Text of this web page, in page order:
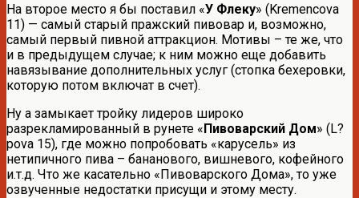
На второе место я бы поставил «У Флеку» (Kremencova
11) — самый старый пражский пивовар и, возможно,
самый первый пивной аттракцион. Мотивы – те же, что
и в предыдущем случае; к ним можно еще добавить
навязывание дополнительных услуг (стопка бехеровки,
которую потом включат в счет).
Ну а замыкает тройку лидеров широко
разрекламированный в рунете «Пивоварский Дом» (L?
pova 15), где можно попробовать «карусель» из
нетипичного пива – бананового, вишневого, кофейного
и.т.д. Что же касательно «Пивоварского Дома», то уже
озвученные недостатки присущи и этому месту.